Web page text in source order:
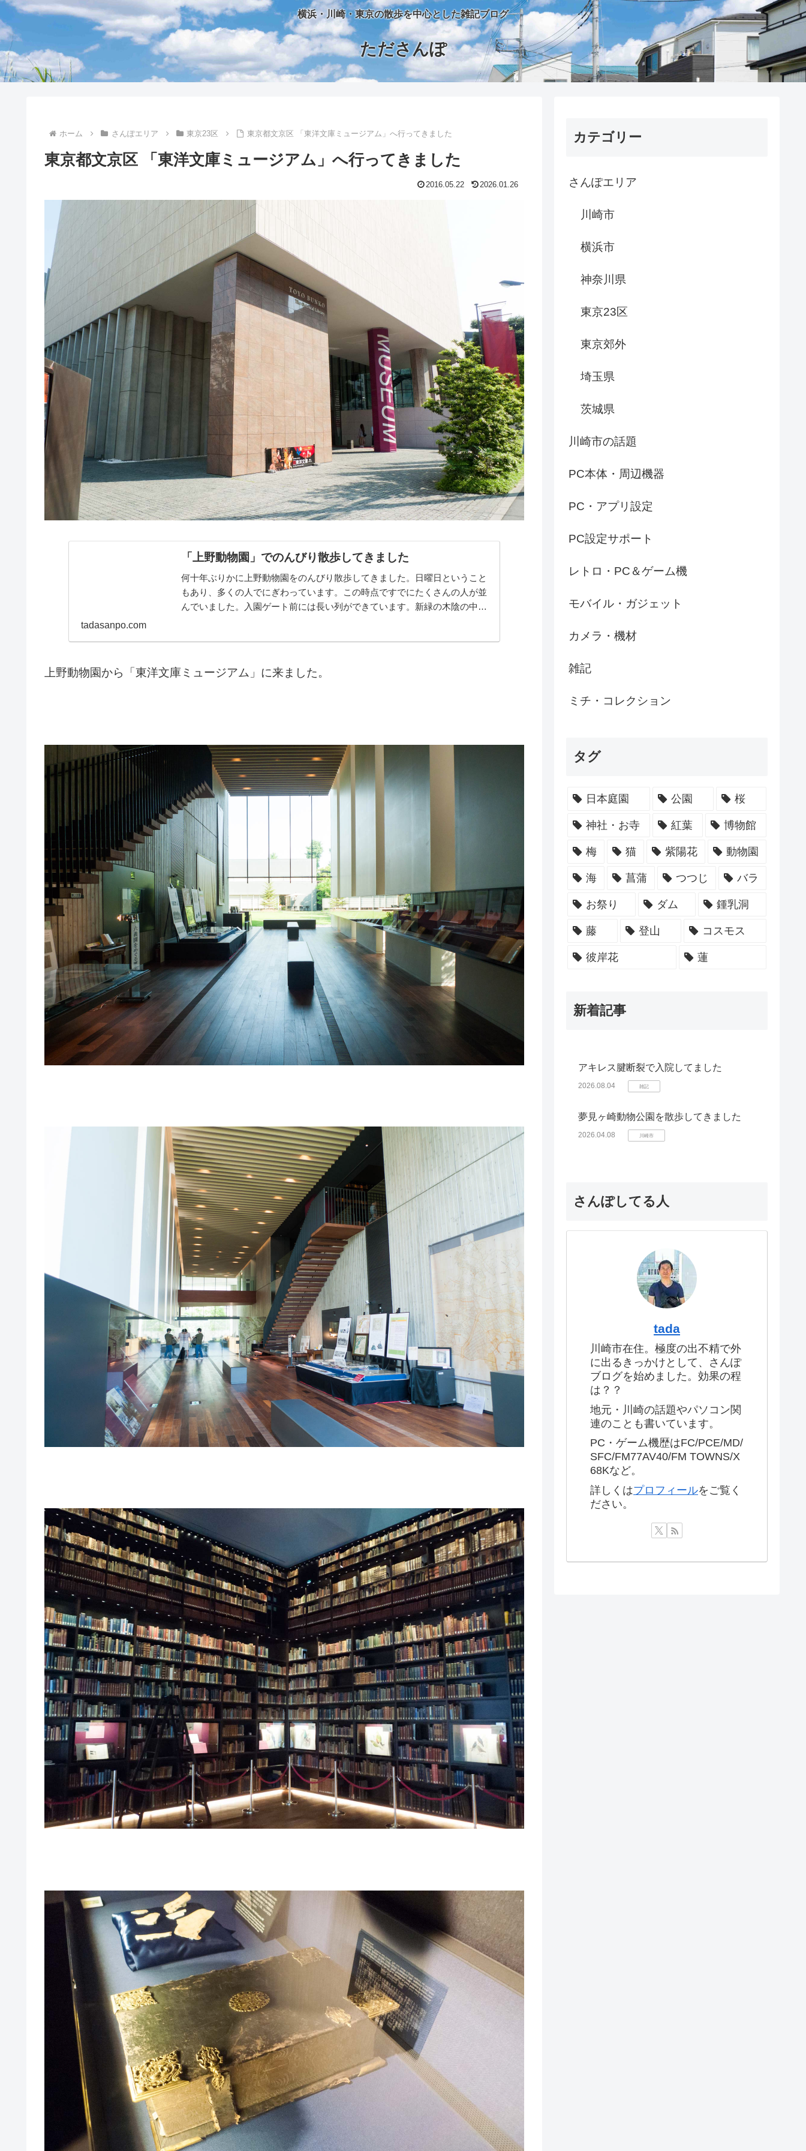
横浜・川崎・東京の散歩を中心とした雑記ブログ
たださんぽ
ホーム さんぽエリア 東京23区 東京都文京区 「東洋文庫ミュージアム」へ行ってきました
東京都文京区 「東洋文庫ミュージアム」へ行ってきました
2016.05.22 2026.01.26
「上野動物園」でのんびり散歩してきました
何十年ぶりかに上野動物園をのんびり散歩してきました。日曜日ということ
もあり、多くの人でにぎわっています。この時点ですでにたくさんの人が並
んでいました。入園ゲート前には長い列ができています。新緑の木陰の中
tadasanpo.com
上野動物園から「東洋文庫ミュージアム」に来ました。
カテゴリー
さんぽエリア
川崎市
横浜市
神奈川県
東京23区
東京郊外
埼玉県
茨城県
川崎市の話題
PC本体・周辺機器
PC・アプリ設定
PC設定サポート
レトロ・PC＆ゲーム機
モバイル・ガジェット
カメラ・機材
雑記
ミチ・コレクション
タグ
日本庭園 公園 桜
神社・お寺 紅葉 博物館
梅 猫 紫陽花 動物園
海 菖蒲 つつじ バラ
お祭り ダム 鍾乳洞
藤 登山 コスモス
彼岸花 蓮
新着記事
アキレス腱断裂で入院してました
2026.08.04 雑記
夢見ヶ崎動物公園を散歩してきました
2026.04.08 川崎市
さんぽしてる人
tada
川崎市在住。極度の出不精で外
に出るきっかけとして、さんぽ
ブログを始めました。効果の程
は？？
地元・川崎の話題やパソコン関
連のことも書いています。
PC・ゲーム機歴はFC/PCE/MD/
SFC/FM77AV40/FM TOWNS/X
68Kなど。
詳しくはプロフィールをご覧く
ださい。